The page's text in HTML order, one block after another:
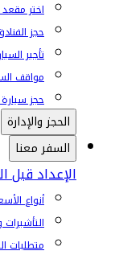
اختر
حجز
تأجير
مواقف
حجز
الحجز والإدارة
السفر معنا
الإعداد قبل
أنواع
متطلبات